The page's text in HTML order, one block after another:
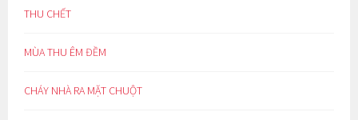
THU CHẾT
MÙA THU ÊM ĐỀM
CHÁY NHÀ RA MẶT CHUỘT